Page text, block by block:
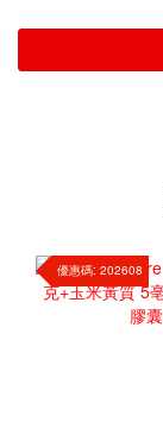
優惠碼: 202608